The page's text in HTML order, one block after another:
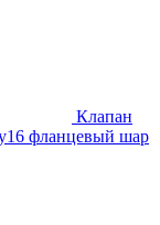
Клапан
фланцевый шар